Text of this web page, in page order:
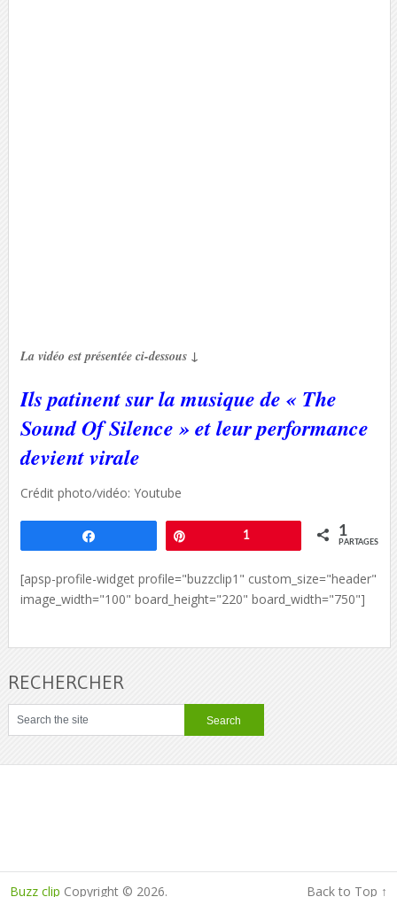
La vidéo est présentée ci-dessous ↓
Ils patinent sur la musique de « The
Sound Of Silence » et leur performance
devient virale
Crédit photo/vidéo: Youtube
1 1
PARTAGES
[apsp-profile-widget profile="buzzclip1" custom_size="header"
image_width="100" board_height="220" board_width="750"]
RECHERCHER
Buzz clip Copyright © 2026. Back to Top ↑